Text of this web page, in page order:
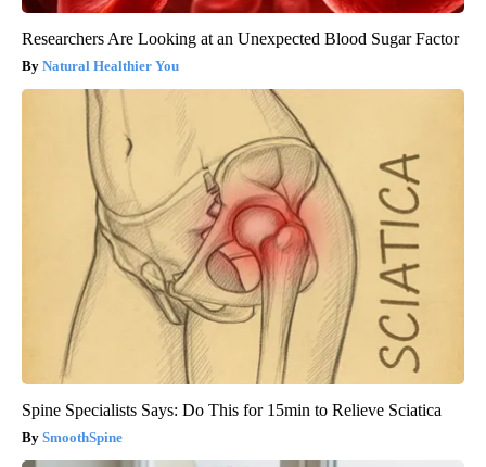
Researchers Are Looking at an Unexpected Blood Sugar Factor
Natural Healthier You
Spine Specialists Says: Do This for 15min to Relieve Sciatica
SmoothSpine